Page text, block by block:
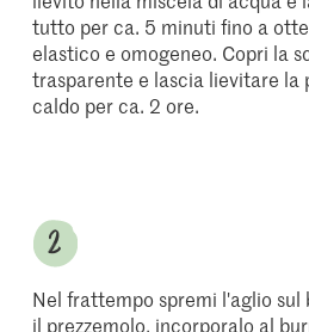
tutto per ca. 5 minuti fino a
elastico e omogeneo. Copri la
trasparente e lascia lievitare la
caldo per ca. 2 ore.
Nel frattempo spremi l'aglio
il prezzemolo, incorporalo al